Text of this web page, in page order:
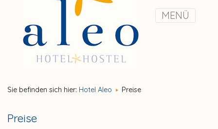
MENÜ
Sie befinden sich hier: Hotel Aleo Preise
Preise